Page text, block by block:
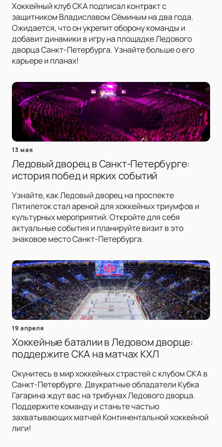
Хоккейный клуб СКА подписал контракт с
защитником Владиславом Сёминым на два года.
Ожидается, что он укрепит оборону команды и
добавит динамики в игру на площадке Ледового
дворца Санкт-Петербурга. Узнайте больше о его
карьере и планах!
13 мая
Ледовый дворец в Санкт-Петербурге:
история побед и ярких событий
Узнайте, как Ледовый дворец на проспекте
Пятилеток стал ареной для хоккейных триумфов и
культурных мероприятий. Откройте для себя
актуальные события и планируйте визит в это
знаковое место Санкт-Петербурга.
19 апреля
Хоккейные баталии в Ледовом дворце:
поддержите СКА на матчах КХЛ
Окунитесь в мир хоккейных страстей с клубом СКА в
Санкт-Петербурге. Двукратные обладатели Кубка
Гагарина ждут вас на трибунах Ледового дворца.
Поддержите команду и станьте частью
захватывающих матчей Континентальной хоккейной
лиги!